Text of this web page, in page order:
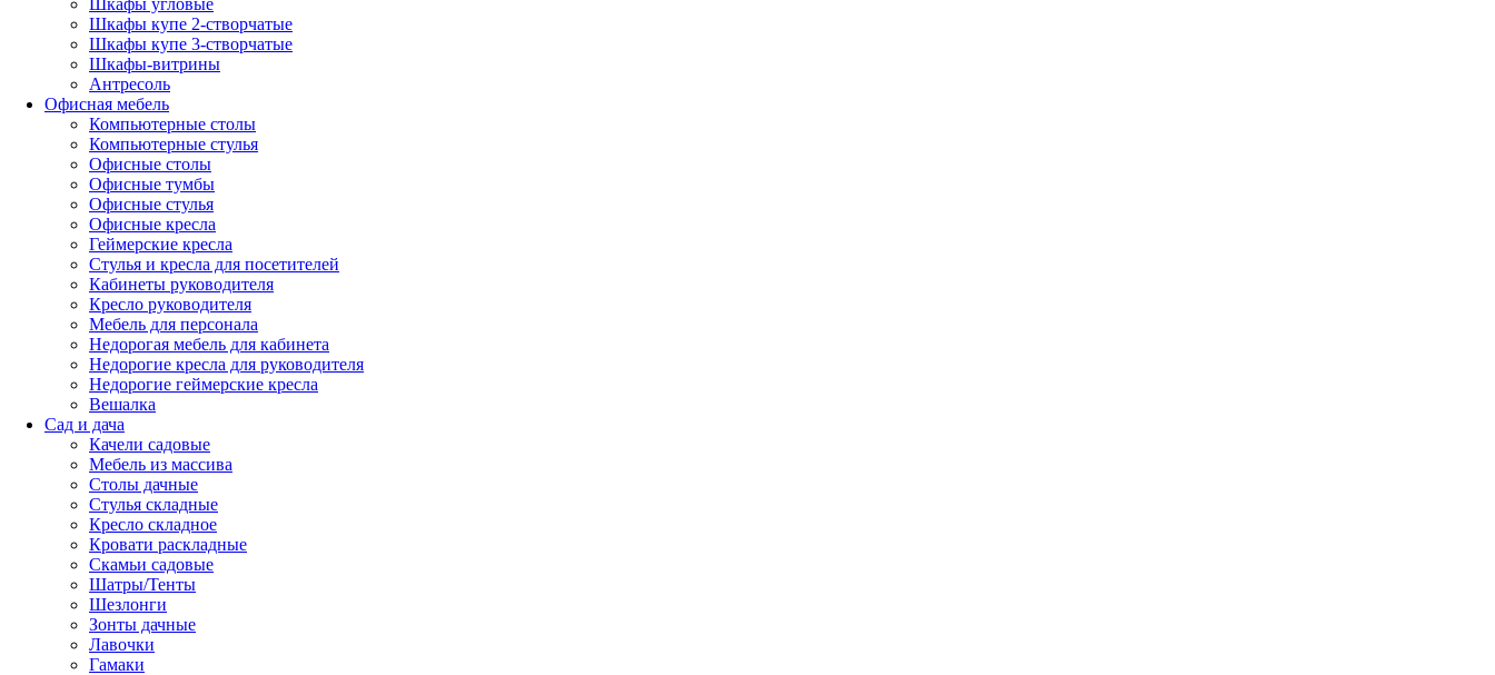
Шкафы купе 2-створчатые
Шкафы купе 3-створчатые
Шкафы-витрины
Антресоль
Офисная мебель
Компьютерные столы
Компьютерные стулья
Офисные столы
Офисные тумбы
Офисные стулья
Офисные кресла
Геймерские кресла
Стулья и кресла для посетителей
Кабинеты руководителя
Кресло руководителя
Мебель для персонала
Недорогая мебель для кабинета
Недорогие кресла для руководителя
Недорогие геймерские кресла
Вешалка
Сад и дача
Качели садовые
Мебель из массива
Столы дачные
Стулья складные
Кресло складное
Кровати раскладные
Скамьи садовые
Шатры/Тенты
Шезлонги
Зонты дачные
Лавочки
Гамаки